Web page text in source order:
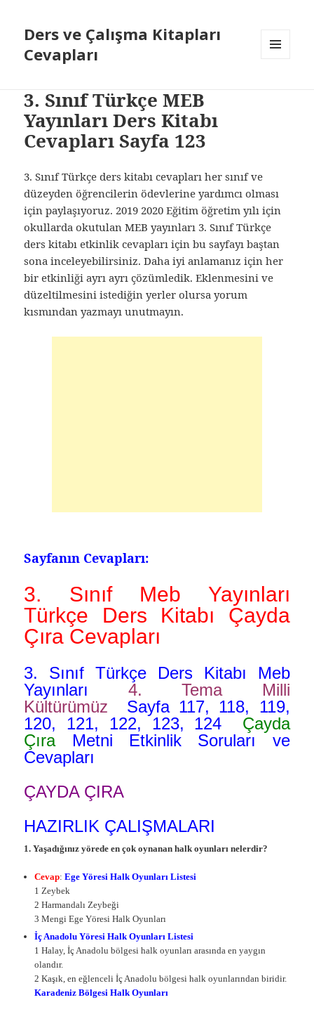
Ders ve Çalışma Kitapları
Cevapları
3. Sınıf Türkçe MEB
Yayınları Ders Kitabı
Cevapları Sayfa 123
3. Sınıf Türkçe ders kitabı cevapları her sınıf ve
düzeyden öğrencilerin ödevlerine yardımcı olması
için paylaşıyoruz. 2019 2020 Eğitim öğretim yılı için
okullarda okutulan MEB yayınları 3. Sınıf Türkçe
ders kitabı etkinlik cevapları için bu sayfayı baştan
sona inceleyebilirsiniz. Daha iyi anlamanız için her
bir etkinliği ayrı ayrı çözümledik. Eklenmesini ve
düzeltilmesini istediğin yerler olursa yorum
kısmından yazmayı unutmayın.
Sayfanın Cevapları:
3. Sınıf Meb Yayınları
Türkçe Ders Kitabı Çayda
Çıra Cevapları
3. Sınıf Türkçe Ders Kitabı Meb
Yayınları 4. Tema Milli
Kültürümüz
Sayfa 117, 118, 119,
120, 121, 122, 123, 124 Çayda
ÇıraMetni Etkinlik Soruları ve
Cevapları
ÇAYDA ÇIRA
HAZIRLIK ÇALIŞMALARI
1. Yaşadığınız yörede en çok oynanan halk oyunları nelerdir?
Cevap:Ege Yöresi Halk Oyunları Listesi
1 Zeybek
2 Harmandalı Zeybeği
3 Mengi Ege Yöresi Halk Oyunları
İç Anadolu Yöresi Halk Oyunları Listesi
1 Halay, İç Anadolu bölgesi halk oyunları arasında en yaygın
olandır.
2 Kaşık, en eğlenceli İç Anadolu bölgesi halk oyunlarından biridir.
Karadeniz Bölgesi Halk Oyunları